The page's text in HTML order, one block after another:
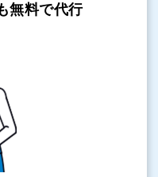
無料で代行